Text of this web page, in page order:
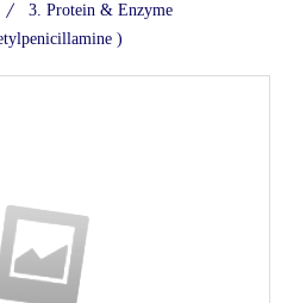
3. Protein & Enzyme
)